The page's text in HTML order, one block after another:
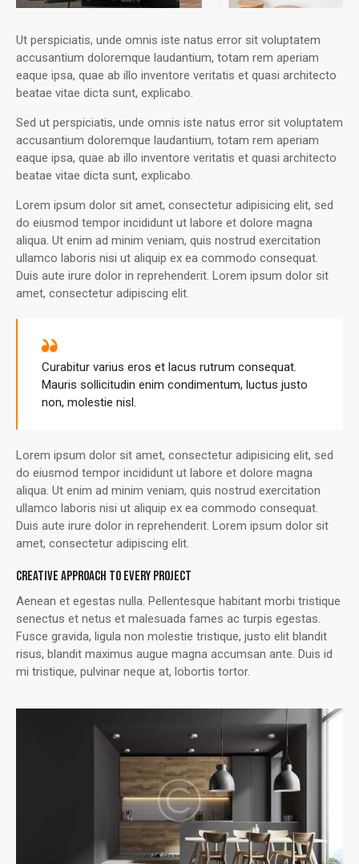
Ut perspiciatis, unde omnis iste natus error sit voluptatem
accusantium doloremque laudantium, totam rem aperiam
eaque ipsa, quae ab illo inventore veritatis et quasi architecto
beatae vitae dicta sunt, explicabo.
Sed ut perspiciatis, unde omnis iste natus error sit voluptatem
accusantium doloremque laudantium, totam rem aperiam
eaque ipsa, quae ab illo inventore veritatis et quasi architecto
beatae vitae dicta sunt, explicabo.
Lorem ipsum dolor sit amet, consectetur adipisicing elit, sed
do eiusmod tempor incididunt ut labore et dolore magna
aliqua. Ut enim ad minim veniam, quis nostrud exercitation
ullamco laboris nisi ut aliquip ex ea commodo consequat.
Duis aute irure dolor in reprehenderit. Lorem ipsum dolor sit
amet, consectetur adipiscing elit.
Curabitur varius eros et lacus rutrum consequat.
Mauris sollicitudin enim condimentum, luctus justo
non, molestie nisl.
Lorem ipsum dolor sit amet, consectetur adipisicing elit, sed
do eiusmod tempor incididunt ut labore et dolore magna
aliqua. Ut enim ad minim veniam, quis nostrud exercitation
ullamco laboris nisi ut aliquip ex ea commodo consequat.
Duis aute irure dolor in reprehenderit. Lorem ipsum dolor sit
amet, consectetur adipiscing elit.
CREATIVE APPROACH TO EVERY PROJECT
Aenean et egestas nulla. Pellentesque habitant morbi tristique
senectus et netus et malesuada fames ac turpis egestas.
Fusce gravida, ligula non molestie tristique, justo elit blandit
risus, blandit maximus augue magna accumsan ante. Duis id
mi tristique, pulvinar neque at, lobortis tortor.